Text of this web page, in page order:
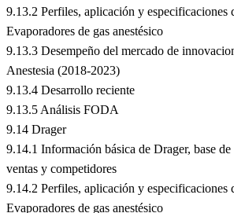
9.13.2 Perfiles, aplicación y especificaciones
Evaporadores de gas anestésico
9.13.3 Desempeño del mercado de
Anestesia (2018-2023)
9.13.4 Desarrollo reciente
9.13.5 Análisis FODA
9.14 Drager
9.14.1 Información básica de Drager, base
ventas y competidores
9.14.2 Perfiles, aplicación y especificaciones
Evaporadores de gas anestésico